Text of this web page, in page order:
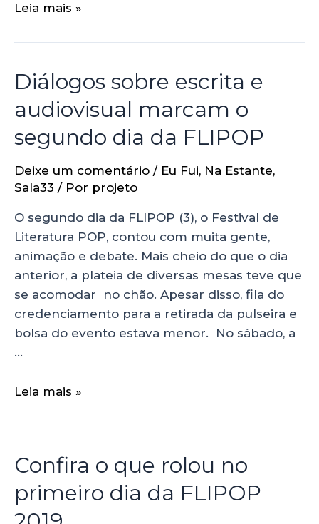
Leia mais »
Diálogos sobre escrita e
audiovisual marcam o
segundo dia da FLIPOP
Deixe um comentário / Eu Fui, Na Estante,
Sala33 / Por projeto
O segundo dia da FLIPOP (3), o Festival de
Literatura POP, contou com muita gente,
animação e debate. Mais cheio do que o dia
anterior, a plateia de diversas mesas teve que
se acomodar no chão. Apesar disso, fila do
credenciamento para a retirada da pulseira e
bolsa do evento estava menor. No sábado, a
…
Leia mais »
Confira o que rolou no
primeiro dia da FLIPOP